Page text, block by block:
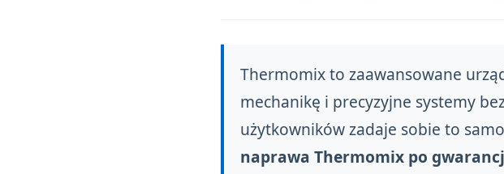
Thermomix to zaawansowane
mechanikę i precyzyjne systemy
użytkowników zadaje sobie to
naprawa Thermomix po